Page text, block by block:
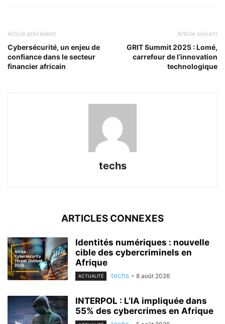
Article précédent
Cybersécurité, un enjeu de
confiance dans le secteur
financier africain
Article suivant
GRIT Summit 2025 : Lomé,
carrefour de l’innovation
technologique
techs
ARTICLES CONNEXES
Identités numériques : nouvelle
cible des cybercriminels en
Afrique
ACTUALITÉ techs - 8 août 2026
INTERPOL : L’IA impliquée dans
55% des cybercrimes en Afrique